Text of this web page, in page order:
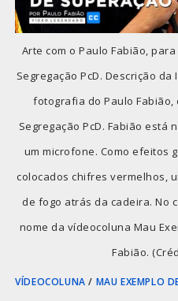
Arte com o Paulo Fabião, para
Segregação PcD. Descrição da
fotografia do Paulo Fabião,
Segregação PcD. Fabião está
um microfone. Como efeitos
colocados chifres vermelhos,
de fogo atrás da cadeira. No
nome da vídeocoluna Mau
Fabião.
VÍDEOCOLUNA / MAU EXEMPLO